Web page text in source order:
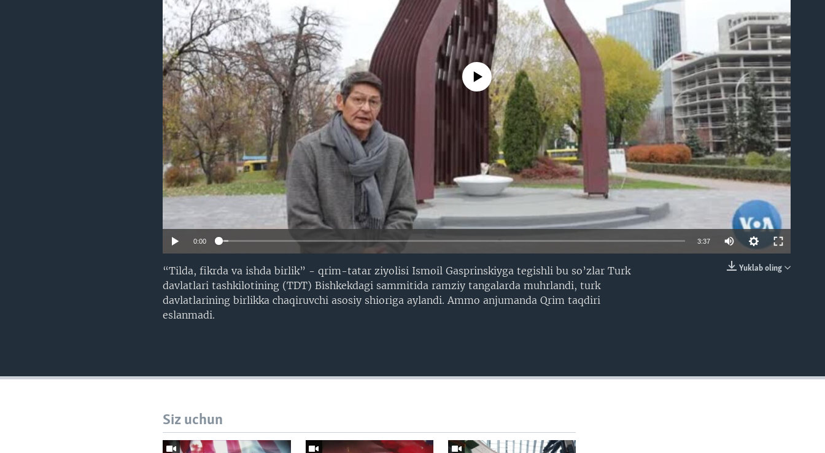
No media source currently available
0:00 3:37
Yuklab oling
“Tilda, fikrda va ishda birlik” - qrim-tatar ziyolisi Ismoil Gasprinskiyga tegishli bu so’zlar Turk
davlatlari tashkilotining (TDT) Bishkekdagi sammitida ramziy tangalarda muhrlandi, turk
davlatlarining birlikka chaqiruvchi asosiy shioriga aylandi. Ammo anjumanda Qrim taqdiri
eslanmadi.
Siz uchun